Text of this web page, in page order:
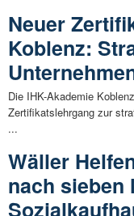
Neuer
Koblenz:
Die IHK-Akademie
Zertifikatslehrgang zur
...
Wäller
nach sieben